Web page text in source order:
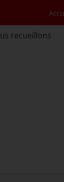
recueillons